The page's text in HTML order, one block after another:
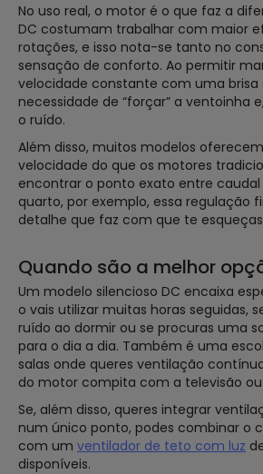
No uso real, o motor é o que faz a
DC costumam trabalhar com maior
rotações, e isso nota-se tanto no
sensação de conforto. Ao permitir
velocidade constante com uma brisa
necessidade de “forçar” a ventoinha
o ruído.
Além disso, muitos modelos
velocidade do que os motores
encontrar o ponto exato entre caudal
quarto, por exemplo, essa regulação
detalhe que faz com que te
Quando são a melhor
Um modelo silencioso DC encaixa
o vais utilizar muitas horas seguidas,
ruído ao dormir ou se procuras uma
para o dia a dia. Também é uma
salas onde queres ventilação
do motor compita com a televisão
Se, além disso, queres integrar
num único ponto, podes combinar o
com um ventilador de teto com luz
disponíveis.